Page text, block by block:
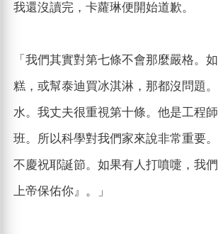
我還沒讀完，卡蘿琳便開始道歉。
「我們其實對第七條不會那麼嚴格。
糕，或幫泰迪買冰淇淋，那都沒問題
水。我丈夫很重視第十條。他是工程
班。所以科學對我們家來說非常重要
不慶祝耶誕節。如果有人打噴嚏，我
上帝保佑你』。」